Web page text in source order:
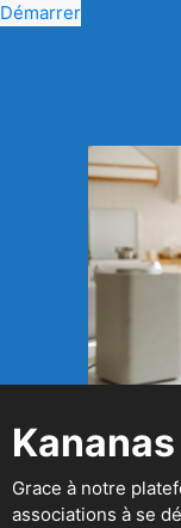
Démarrer
Kananas
Grace à notre
associations à se